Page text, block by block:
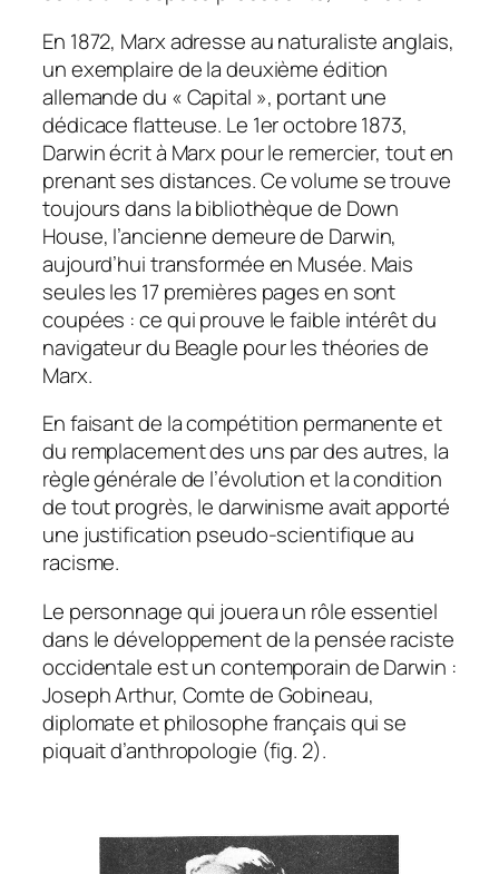
En 1872, Marx adresse au naturaliste anglais,
un exemplaire de la deuxième édition
allemande du « Capital », portant une
dédicace flatteuse. Le 1er octobre 1873,
Darwin écrit à Marx pour le remercier, tout en
prenant ses distances. Ce volume se trouve
toujours dans la bibliothèque de Down
House, l’ancienne demeure de Darwin,
aujourd’hui transformée en Musée. Mais
seules les 17 premières pages en sont
coupées : ce qui prouve le faible intérêt du
navigateur du Beagle pour les théories de
Marx.
En faisant de la compétition permanente et
du remplacement des uns par des autres, la
règle générale de l’évolution et la condition
de tout progrès, le darwinisme avait apporté
une justification pseudo-scientifique au
racisme.
Le personnage qui jouera un rôle essentiel
dans le développement de la pensée raciste
occidentale est un contemporain de Darwin :
Joseph Arthur, Comte de Gobineau,
diplomate et philosophe français qui se
piquait d’anthropologie (fig. 2).